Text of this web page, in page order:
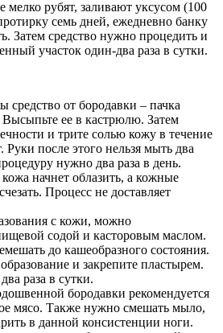
мелко рубят, заливают уксусом (100
семь дней, ежедневно банку
Затем средство нужно процедить и
участок один-два раза в сутки.
средство от бородавки – пачка
ее в кастрюлю. Затем
и трите солью кожу в течение
Руки после этого нельзя мыть два
нужно два раза в день.
начнет облазить, а кожные
Процесс не доставляет
с кожи, можно
содой и касторовым маслом.
до кашеобразного состояния.
и закрепите пластырем.
раза в сутки.
бородавки рекомендуется
мясо. Также нужно смешать мыло,
в данной консистенции ноги.